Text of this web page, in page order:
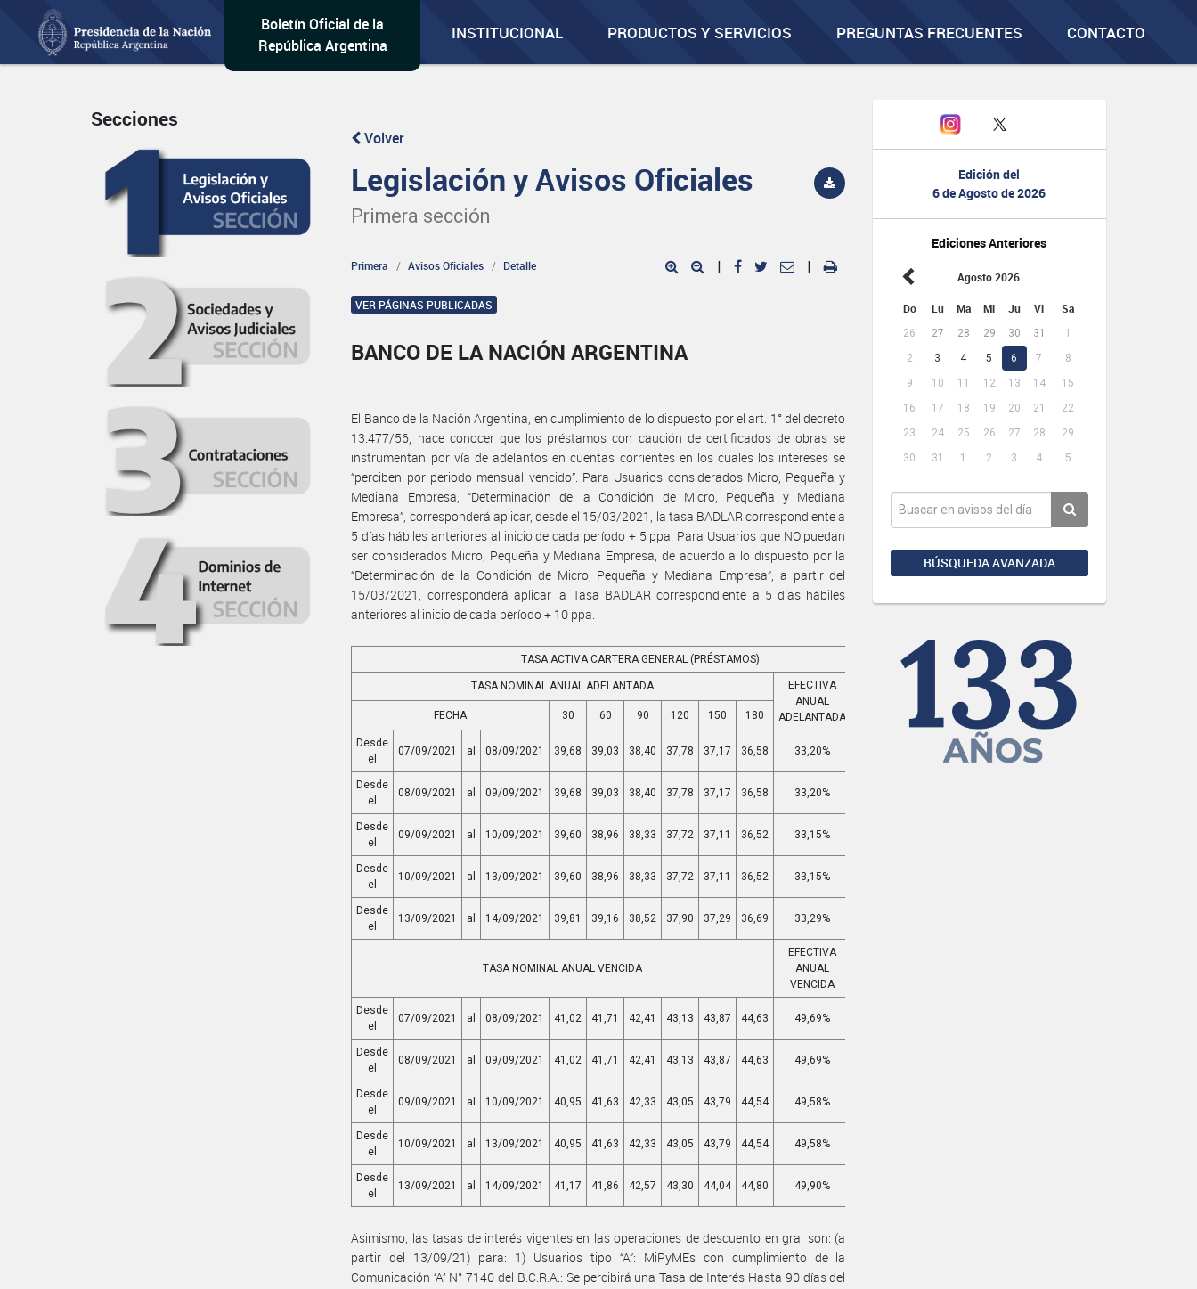
Boletín Oficial de la
República Argentina
INSTITUCIONAL PRODUCTOS Y SERVICIOS PREGUNTAS FRECUENTES CONTACTO
Edición del
6 de Agosto de 2026
Ediciones Anteriores
Agosto 2026
Do Lu Ma Mi Ju Vi Sa
26 27 28 29 30 31
1
2
3 4 5 6 7
8
9
10 11 12 13 14
15
16
17 18 19 20 21
22
23
24 25 26 27 28
29
30
31 1 2 3 4 5
BÚSQUEDA AVANZADA
Secciones
Volver
Legislación y Avisos Oficiales
Primera sección
Primera Avisos Oficiales Detalle | |
VER PÁGINAS PUBLICADAS
BANCO DE LA NACIÓN ARGENTINA
El Banco de la Nación Argentina, en cumplimiento de lo dispuesto por el art. 1° del decreto
13.477/56, hace conocer que los préstamos con caución de certificados de obras se
instrumentan por vía de adelantos en cuentas corrientes en los cuales los intereses se
“perciben por periodo mensual vencido”. Para Usuarios considerados Micro, Pequeña y
Mediana Empresa, “Determinación de la Condición de Micro, Pequeña y Mediana
Empresa”, corresponderá aplicar, desde el 15/03/2021, la tasa BADLAR correspondiente a
5 días hábiles anteriores al inicio de cada período + 5 ppa. Para Usuarios que NO puedan
ser considerados Micro, Pequeña y Mediana Empresa, de acuerdo a lo dispuesto por la
“Determinación de la Condición de Micro, Pequeña y Mediana Empresa”, a partir del
15/03/2021, corresponderá aplicar la Tasa BADLAR correspondiente a 5 días hábiles
anteriores al inicio de cada período + 10 ppa.
TASA ACTIVA CARTERA GENERAL (PRÉSTAMOS)
TASA NOMINAL ANUAL ADELANTADA
EFECTIVA
ANUAL
ADELANTADA
ADELANTADA
FECHA 30 60 90 120 150 180
Desde
el
07/09/2021 al 08/09/2021 39,68 39,03 38,40 37,78 37,17 36,58 33,20%
Desde
el
08/09/2021 al 09/09/2021 39,68 39,03 38,40 37,78 37,17 36,58 33,20%
Desde
el
09/09/2021 al 10/09/2021 39,60 38,96 38,33 37,72 37,11 36,52 33,15%
Desde
el
10/09/2021 al 13/09/2021 39,60 38,96 38,33 37,72 37,11 36,52 33,15%
Desde
el
13/09/2021 al 14/09/2021 39,81 39,16 38,52 37,90 37,29 36,69 33,29%
TASA NOMINAL ANUAL VENCIDA
EFECTIVA
ANUAL
VENCIDA
Desde
el
07/09/2021 al 08/09/2021 41,02 41,71 42,41 43,13 43,87 44,63 49,69%
Desde
el
08/09/2021 al 09/09/2021 41,02 41,71 42,41 43,13 43,87 44,63 49,69%
Desde
el
09/09/2021 al 10/09/2021 40,95 41,63 42,33 43,05 43,79 44,54 49,58%
Desde
el
10/09/2021 al 13/09/2021 40,95 41,63 42,33 43,05 43,79 44,54 49,58%
Desde
el
13/09/2021 al 14/09/2021 41,17 41,86 42,57 43,30 44,04 44,80 49,90%
Asimismo, las tasas de interés vigentes en las operaciones de descuento en gral son: (a
partir del 13/09/21) para: 1) Usuarios tipo “A”: MiPyMEs con cumplimiento de la
Comunicación ‘‘A’’ N° 7140 del B.C.R.A.: Se percibirá una Tasa de Interés Hasta 90 días del